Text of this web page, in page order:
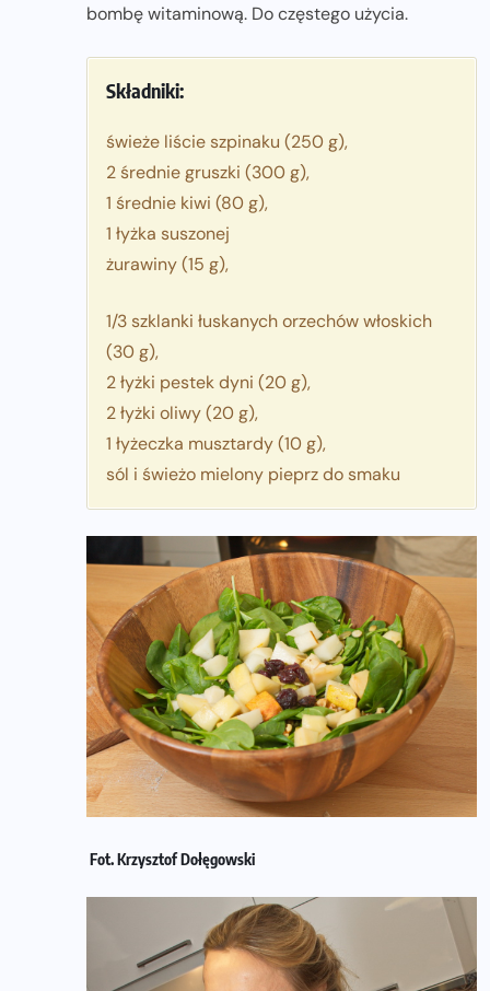
bombę witaminową. Do częstego użycia.
Składniki:
świeże liście szpinaku (250 g),
2 średnie gruszki (300 g),
1 średnie kiwi (80 g),
1 łyżka suszonej
żurawiny (15 g),
1/3 szklanki łuskanych orzechów włoskich
(30 g),
2 łyżki pestek dyni (20 g),
2 łyżki oliwy (20 g),
1 łyżeczka musztardy (10 g),
sól i świeżo mielony pieprz do smaku
Fot. Krzysztof Dołęgowski